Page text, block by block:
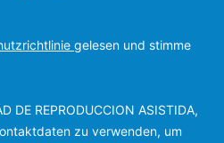
gelesen und stimme
DE REPRODUCCION ASISTIDA,
zu verwenden, um